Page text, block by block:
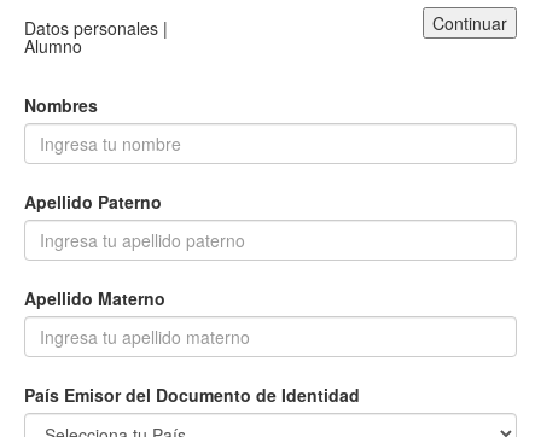
Continuar
Datos personales |
Alumno
Nombres
Apellido Paterno
Apellido Materno
País Emisor del Documento de Identidad